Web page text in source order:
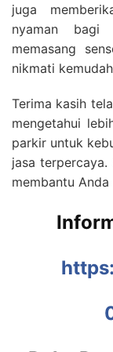
juga
nyaman bagi
memasang
nikmati
Terima kasih
mengetahui
parkir untuk
jasa
membantu